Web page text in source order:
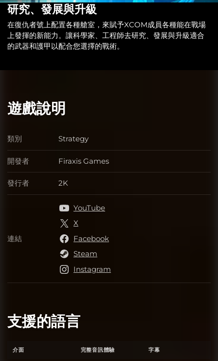
研究、發展與升級
在復仇者號上配置各種艙室，來賦予XCOM成員各種能在戰場
上發揮的新能力。讓科學家、工程師去研究、發展與升級適合
的武器和護甲以配合您選擇的戰術。
遊戲說明
類別 類別
Strategy
開發者 開發者
Firaxis Games
發行者 發行者
2K
連結 連結
YouTube
X
Facebook
Steam
Instagram
支援的語言
介面 完整音訊體驗 字幕